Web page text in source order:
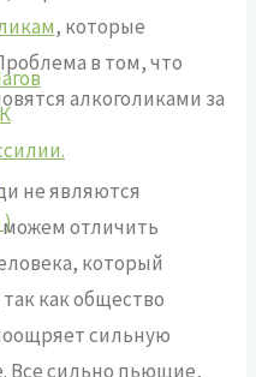
)
, которые
в том, что
алкоголиками за
не являются
можем отличить
который
как общество
сильную
Все сильно пьющие,